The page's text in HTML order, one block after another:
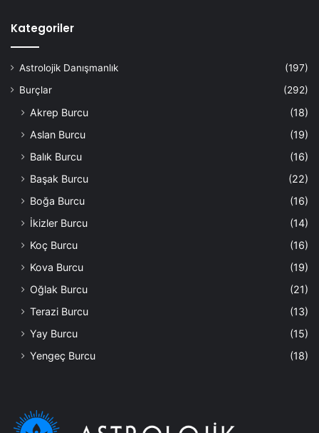
Kategoriler
Astrolojik Danışmanlık
(197)
Burçlar
(292)
Akrep Burcu
(18)
Aslan Burcu
(19)
Balık Burcu
(16)
Başak Burcu
(22)
Boğa Burcu
(16)
İkizler Burcu
(14)
Koç Burcu
(16)
Kova Burcu
(19)
Oğlak Burcu
(21)
Terazi Burcu
(13)
Yay Burcu
(15)
Yengeç Burcu
(18)